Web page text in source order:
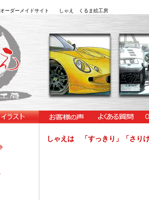
ーダーメイドサイト しゃえ くるま絵工房
しゃえは 「すっきり」「さり